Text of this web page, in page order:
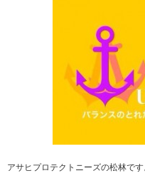
アサヒプロテクトニーズの松林です